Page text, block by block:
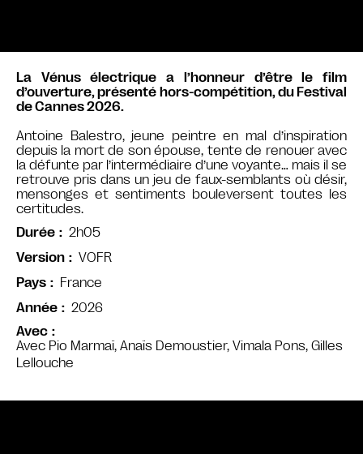
Avec
Avec Pio Marmaï, Anaïs Demoustier, Vimala Pons, Gilles
Lellouche
La Vénus électrique a l’honneur d’être le film
d’ouverture, présenté hors-compétition, du Festival
de Cannes 2026.
Antoine Balestro, jeune peintre en mal d’inspiration
depuis la mort de son épouse, tente de renouer avec
la défunte par l’intermédiaire d’une voyante… mais il se
retrouve pris dans un jeu de faux-semblants où désir,
mensonges et sentiments bouleversent toutes les
certitudes.
Durée
2h05
Version
VOFR
Pays
France
Année
2026